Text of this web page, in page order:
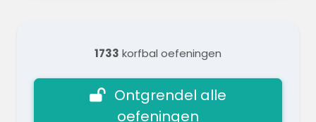
1733 korfbal oefeningen
Ontgrendel alle
oefeningen